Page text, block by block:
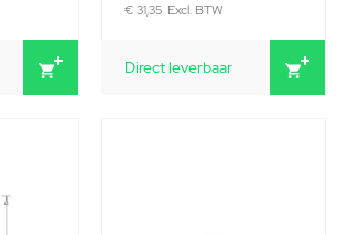
€ 31,35
Direct leverbaar